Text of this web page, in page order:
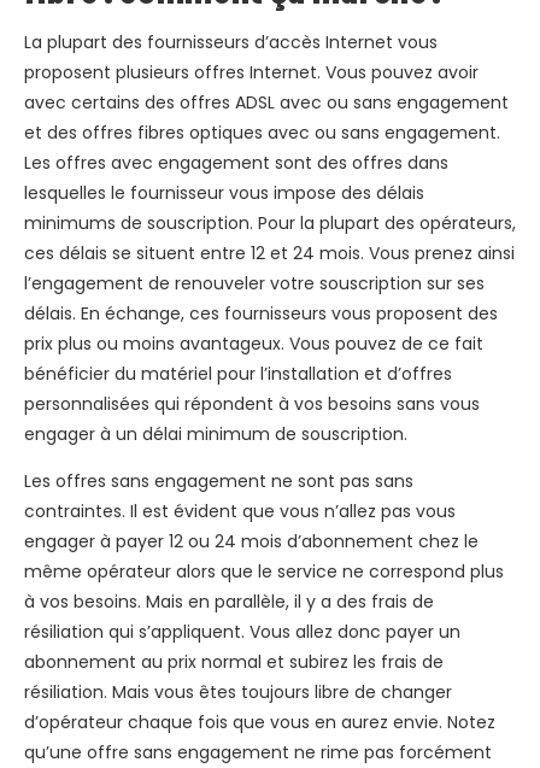
La plupart des fournisseurs d’accès Internet vous
proposent plusieurs offres Internet. Vous pouvez avoir
avec certains des offres ADSL avec ou sans engagement
et des offres fibres optiques avec ou sans engagement.
Les offres avec engagement sont des offres dans
lesquelles le fournisseur vous impose des délais
minimums de souscription. Pour la plupart des opérateurs,
ces délais se situent entre 12 et 24 mois. Vous prenez ainsi
l’engagement de renouveler votre souscription sur ses
délais. En échange, ces fournisseurs vous proposent des
prix plus ou moins avantageux. Vous pouvez de ce fait
bénéficier du matériel pour l’installation et d’offres
personnalisées qui répondent à vos besoins sans vous
engager à un délai minimum de souscription.
Les offres sans engagement ne sont pas sans
contraintes. Il est évident que vous n’allez pas vous
engager à payer 12 ou 24 mois d’abonnement chez le
même opérateur alors que le service ne correspond plus
à vos besoins. Mais en parallèle, il y a des frais de
résiliation qui s’appliquent. Vous allez donc payer un
abonnement au prix normal et subirez les frais de
résiliation. Mais vous êtes toujours libre de changer
d’opérateur chaque fois que vous en aurez envie. Notez
qu’une offre sans engagement ne rime pas forcément